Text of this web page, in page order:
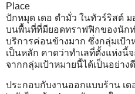
Place
ปักหมุด เดอ ตำมั่ว ในทัวร์ริสต์
บนพื้นที่ที่มียอดทราฟฟิกของนักท่
บริการค่อนข้างมาก ซึ่งกลุ่มเป้า
เป็นหลัก คาดว่าทำเลที่ตั้งแห่ง
จากกลุ่มเป้าหมายนี้ได้เป็นอย่างดี
ประกอบกับงานออกแบบร้าน เด